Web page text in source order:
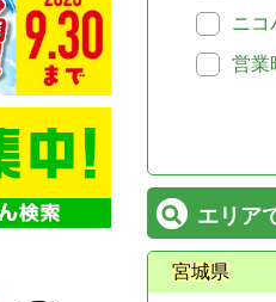
ニコ
営業
エリア
宮城県